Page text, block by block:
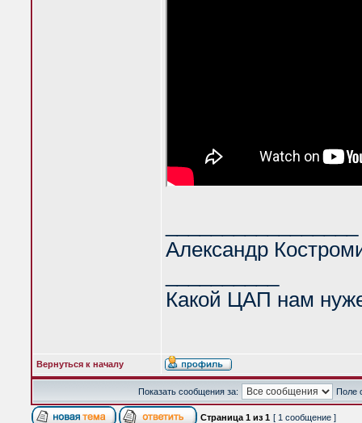
Александр
Какой ЦАП нам
Вернуться к началу
Показать сообщения за: Поле
Страница 1 из 1 [ 1 сообщение ]